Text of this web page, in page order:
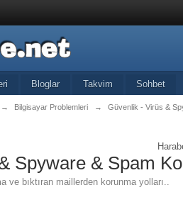
Bloglar Takvim Sohbet
→ Bilgisayar Problemleri → Güvenlik - Virüs &
Spyware & Spam
ve bıktıran maillerden korunma yolları..